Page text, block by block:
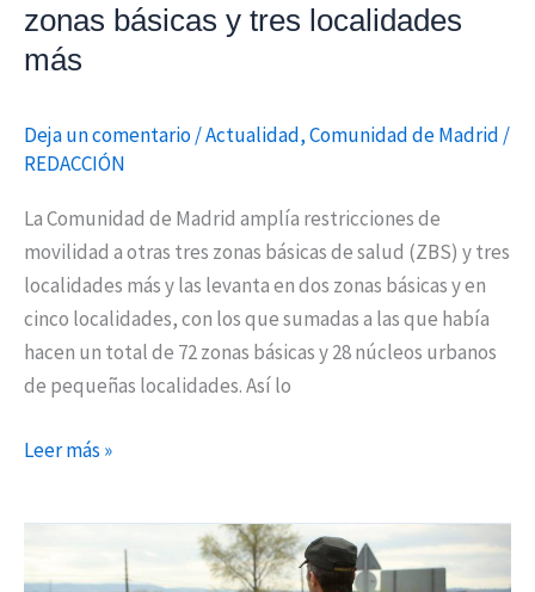
zonas básicas y tres localidades
más
Deja un comentario/Actualidad,Comunidad de Madrid /
REDACCIÓN
La Comunidad de Madrid amplía restricciones de
movilidad a otras tres zonas básicas de salud (ZBS) y tres
localidades más y las levanta en dos zonas básicas y en
cinco localidades, con los que sumadas a las que había
hacen un total de 72 zonas básicas y 28 núcleos urbanos
de pequeñas localidades. Así lo
localidades
más
Leer más »
amplían